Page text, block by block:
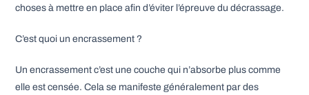
choses à mettre en place afin d’éviter l’épreuve du décrassage.
C’est quoi un encrassement ?
Un encrassement c’est une couche qui n’absorbe plus comme
elle est censée. Cela se manifeste généralement par des